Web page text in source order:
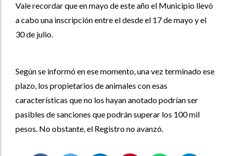
Vale recordar que en mayo de este año el Municipio llevó
a cabo una inscripción entre el desde el 17 de mayo y el
30 de julio.
Según se informó en ese momento, una vez terminado ese
plazo, los propietarios de animales con esas
características que no los hayan anotado podrían ser
pasibles de sanciones que podrán superar los 100 mil
pesos. No obstante, el Registro no avanzó.